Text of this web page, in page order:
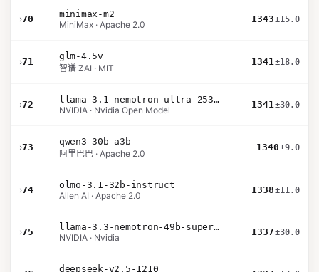
›70
minimax-m2
MiniMax · Apache 2.0
1343±15.0
›71
glm-4.5v
智谱 ZAI · MIT
1341±18.0
›72
llama-3.1-nemotron-ultra-253b-v1
NVIDIA · Nvidia Open Model
1341±30.0
›73
qwen3-30b-a3b
阿里巴巴 · Apache 2.0
1340±9.0
›74
olmo-3.1-32b-instruct
Allen AI · Apache 2.0
1338±11.0
›75
llama-3.3-nemotron-49b-super-v1
NVIDIA · Nvidia
1337±30.0
deepseek-v2.5-1210